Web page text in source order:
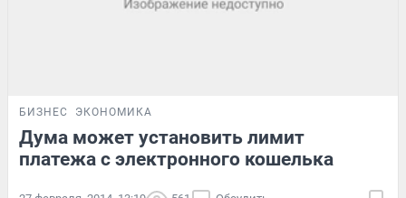
БИЗНЕС ЭКОНОМИКА
Дума может установить лимит
платежа с электронного кошелька